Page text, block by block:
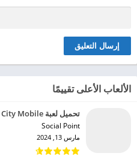
الألعاب الأعلى تقييمًا
تحميل لعبة Dragon City Mobile مهكرة للاندرويد 2024
Social Point‏
مارس 13, 2024